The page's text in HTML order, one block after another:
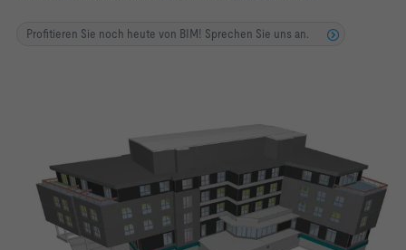
Profitieren Sie noch heute von BIM! Sprechen Sie uns an.